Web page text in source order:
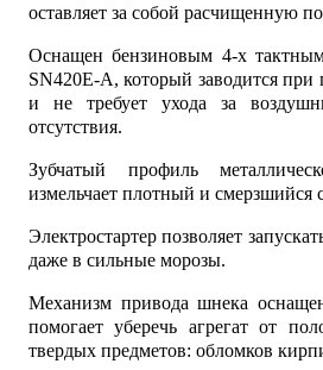
оставляет за собой расчищенную
Оснащен бензиновым 4-х
SN420E-A, который заводится
и не требует ухода за
отсутствия.
Зубчатый профиль
измельчает плотный и смерзшийся
Электростартер позволяет
даже в сильные морозы.
Механизм привода шнека
помогает уберечь агрегат от
твердых предметов: обломков